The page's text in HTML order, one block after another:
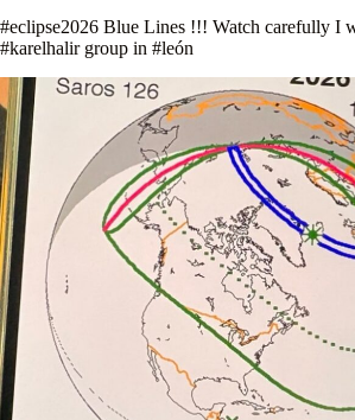
#eclipse2026 Blue Lines !!! Watch carefully I
#karelhalir group in #león